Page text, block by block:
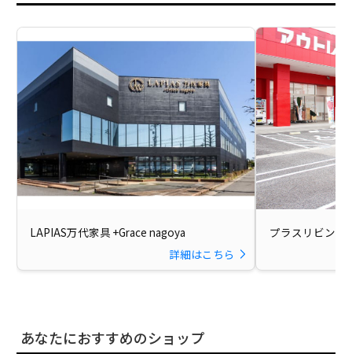
LAPIAS万代家具 +Grace nagoya
詳細はこちら
プラスリビング
あなたにおすすめのショップ